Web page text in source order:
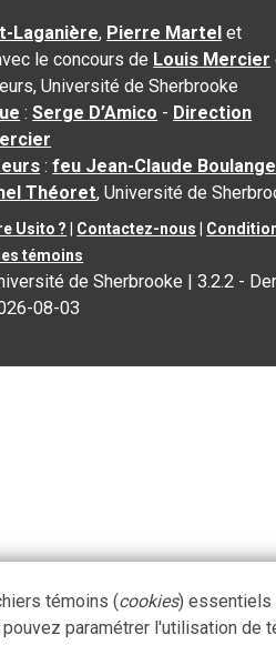
Laganière, Pierre Martel et
le concours de Louis Mercier
Université de Sherbrooke
:Serge D’Amico - Direction
:feu Jean-Claude
Théoret, Université de
Usito ? Contactez-nous
témoins
de Sherbrooke |3.2.2 -
08-03
témoins (cookies) essentiels
paramétrer l'utilisation de